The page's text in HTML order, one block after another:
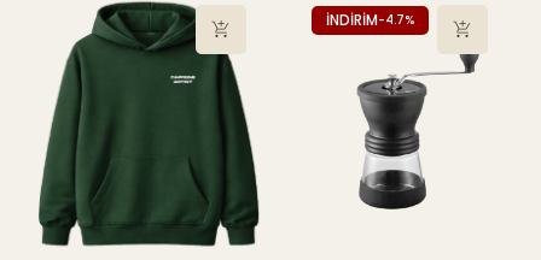
İNDİRİM-4.7%